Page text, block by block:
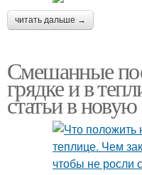
читать дальше →
Смешанные
грядке и в
статьи в